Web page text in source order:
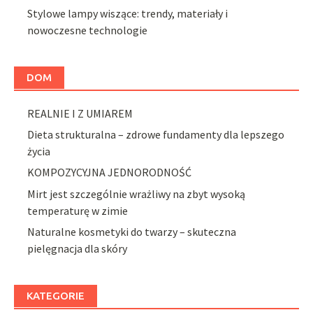
Stylowe lampy wiszące: trendy, materiały i
nowoczesne technologie
DOM
REALNIE I Z UMIAREM
Dieta strukturalna – zdrowe fundamenty dla lepszego
życia
KOMPOZYCYJNA JEDNORODNOŚĆ
Mirt jest szczególnie wrażliwy na zbyt wysoką
temperaturę w zimie
Naturalne kosmetyki do twarzy – skuteczna
pielęgnacja dla skóry
KATEGORIE